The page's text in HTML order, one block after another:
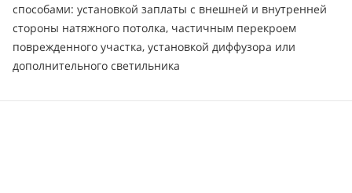
способами: установкой заплаты с внешней и внутренней
стороны натяжного потолка, частичным перекроем
поврежденного участка, установкой диффузора или
дополнительного светильника